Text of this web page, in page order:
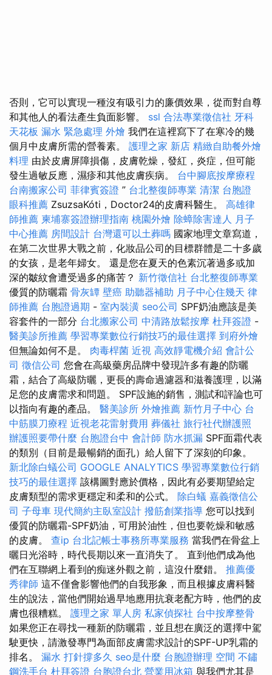
否則，它可以實現一種沒有吸引力的廉價效果，從而對自尊
和其他人的看法產生負面影響。 ssl 合法專業徵信社 牙科
天花板 漏水 緊急處理 外燴 我們在這裡寫下了在寒冷的幾
個月中皮膚所需的營養素。 護理之家 新店 精緻自助餐外燴
料理 由於皮膚屏障損傷，皮膚乾燥，發紅，炎症，但可能
發生過敏反應，濕疹和其他皮膚疾病。 台中腳底按摩療程
台南搬家公司 菲律賓簽證 ” 台北整復師專業 清潔 台胞證
眼科推薦 ZsuzsaKóti，Doctor24的皮膚科醫生。 高雄律
師推薦 柬埔寨簽證辦理指南 桃園外燴 除蟑除害達人 月子
中心推薦 房間設計 台灣還可以土葬嗎 國家地理文章寫道，
在第二次世界大戰之前，化妝品公司的目標群體是二十多歲
的女孩，是老年婦女。 還是您在夏天的色素沉著過多或加
深的皺紋會遭受過多的痛苦？ 新竹徵信社 台北整復師專業
優質的防曬霜 骨灰罈 壁癌 助聽器補助 月子中心住幾天 律
師推薦 台胞證過期 - 室內裝潢 seo公司 SPF奶油應該是美
容套件的一部分 台北搬家公司 中清路放鬆按摩 杜拜簽證 -
醫美診所推薦 學習專業數位行銷技巧的最佳選擇 到府外燴
但無論如何不是。 肉毒桿菌 近視 高效靜電機介紹 會計公
司 徵信公司 您會在高級藥房品牌中發現許多有趣的防曬
霜，結合了高級防曬，更長的壽命過濾器和滋養護理，以滿
足您的皮膚需求和問題。 SPF設施的銷售，測試和評論也可
以指向有趣的產品。 醫美診所 外燴推薦 新竹月子中心 台
中筋膜刀療程 近視老花雷射費用 葬儀社 旅行社代辦護照
辦護照要帶什麼 台胞證台中 會計師 防水抓漏 SPF面霜代表
的類別（目前是最暢銷的面孔）給人留下了深刻的印象。
新北除白蟻公司 GOOGLE ANALYTICS 學習專業數位行銷
技巧的最佳選擇 該構圖對應於價格，因此有必要期望給定
皮膚類型的需求更穩定和柔和的公式。 除白蟻 嘉義徵信公
司 子母車 現代簡約主臥室設計 撥筋創業指導 您可以找到
優質的防曬霜-SPF奶油，可用於油性，但也要乾燥和敏感
的皮膚。 查ip 台北記帳士事務所專業服務 當我們在骨盆上
曬日光浴時，時代長期以來一直消失了。 直到他們成為他
們在互聯網上看到的痴迷外觀之前，這沒什麼錯。 推薦優
秀律師 這不僅會影響他們的自我形象，而且根據皮膚科醫
生的說法，當他們開始過早地應用抗衰老配方時，他們的皮
膚也很糟糕。 護理之家 單人房 私家偵探社 台中按摩整骨
如果您正在尋找一種新的防曬霜，並且想在廣泛的選擇中駕
駛更快，請激發專門為面部皮膚需求設計的SPF-UP乳霜的
排名。 漏水 打針撐多久 seo是什麼 台胞證辦理 空間 不鏽
鋼洗手台 杜拜簽證 台胞證台北 營業用冰箱 與我們尤其是